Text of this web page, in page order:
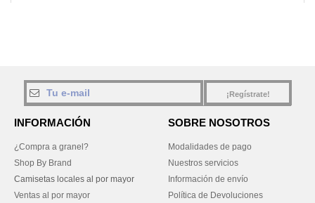
¡Regístrate!
INFORMACIÓN
¿Compra a granel?
Shop By Brand
Camisetas locales al por mayor
Ventas al por mayor
SOBRE NOSOTROS
Modalidades de pago
Nuestros servicios
Información de envío
Política de Devoluciones